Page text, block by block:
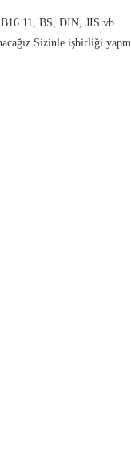
BS, DIN, JIS vb.
işbirliği